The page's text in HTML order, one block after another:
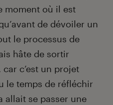
moment où il est
de dévoiler un
le processus de
hâte de sortir
c’est un projet
le temps de réfléchir
allait se passer une